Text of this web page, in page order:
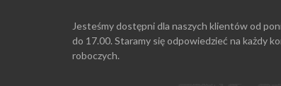
Jesteśmy dostępni dla naszych klientów od
do 17.00. Staramy się odpowiedzieć na każdy
roboczych.